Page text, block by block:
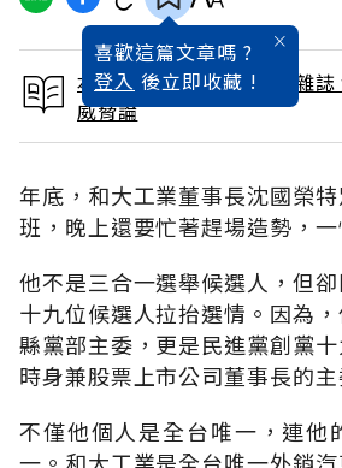
喜歡這篇文章嗎 ?
登入 後立即收藏 !
本文出自 2005 / 12月號雜誌
威脅論
年底，和大工業董事長沈國榮
班，晚上還要忙著趕場造勢，一
他不是三合一選舉候選人，但
十九位候選人拉抬選情。因為
縣黨部主委，更是民進黨創黨
時身兼股票上市公司董事長的主
不僅他個人是全台唯一，連他
一。和大工業是全台唯一外銷